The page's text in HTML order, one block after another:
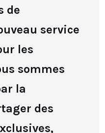
de
service
les
sommes
la
des